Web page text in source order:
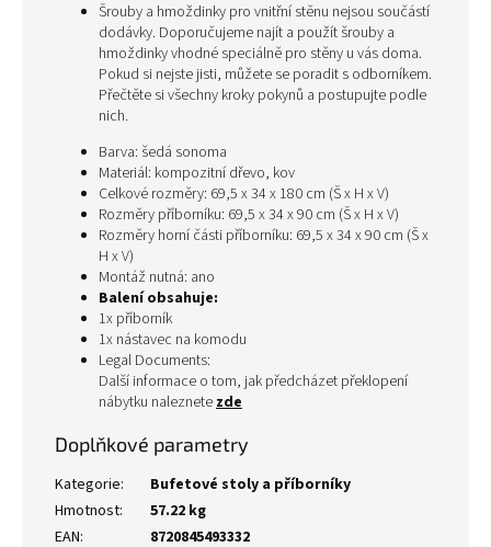
Šrouby a hmoždinky pro vnitřní stěnu nejsou součástí
dodávky. Doporučujeme najít a použít šrouby a
hmoždinky vhodné speciálně pro stěny u vás doma.
Pokud si nejste jisti, můžete se poradit s odborníkem.
Přečtěte si všechny kroky pokynů a postupujte podle
nich.
Barva: šedá sonoma
Materiál: kompozitní dřevo, kov
Celkové rozměry: 69,5 x 34 x 180 cm (Š x H x V)
Rozměry příborníku: 69,5 x 34 x 90 cm (Š x H x V)
Rozměry horní části příborníku: 69,5 x 34 x 90 cm (Š x
H x V)
Montáž nutná: ano
Balení obsahuje:
1x příborník
1x nástavec na komodu
Legal Documents:
Další informace o tom, jak předcházet překlopení
nábytku naleznetezde
Doplňkové parametry
Kategorie:
Bufetové stoly a příborníky
Hmotnost:
57.22 kg
EAN: 8720845493332